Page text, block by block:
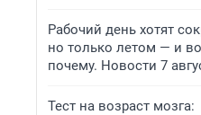
Рабочий день хотят
но только летом — и
почему. Новости 7
Тест на возраст мозга: